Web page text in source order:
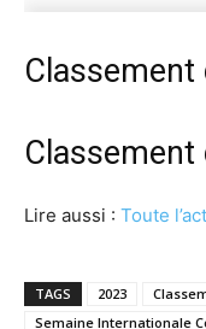
Classement
Lire aussi : Toute
TAGS 2023
Semaine Internationale